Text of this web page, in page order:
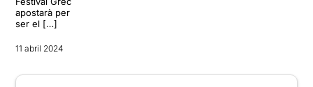
apostarà per
ser el […]
11 abril 2024